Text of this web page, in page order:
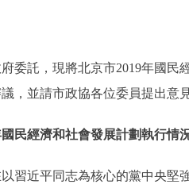
服務
介服務
託，現將北京市2019年國民
，並請市政協各位委員提出意
國民經濟和社會發展計劃執行情
近平同志為核心的黨中央堅